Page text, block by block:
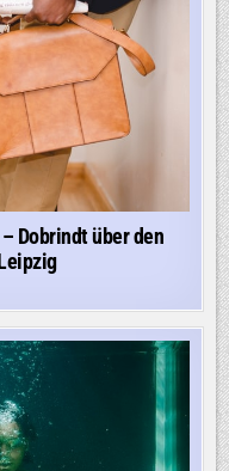
Dobrindt über den